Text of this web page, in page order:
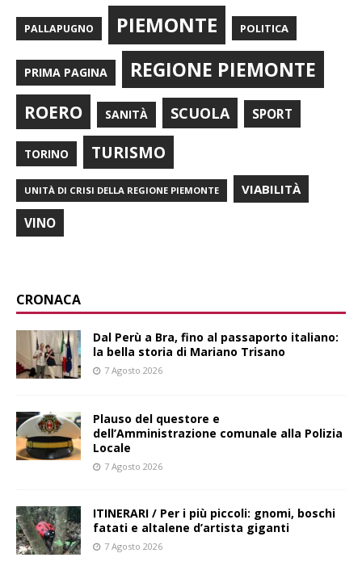
PALLAPUGNO PIEMONTE POLITICA
PRIMA PAGINA REGIONE PIEMONTE
ROERO SANITÀ SCUOLA SPORT
TORINO TURISMO
UNITÀ DI CRISI DELLA REGIONE PIEMONTE VIABILITÀ
VINO
CRONACA
​Dal Perù a Bra, fino al passaporto italiano:
la bella storia di Mariano Trisano
7 Agosto 2026
Plauso del questore e
dell’Amministrazione comunale alla Polizia
Locale
7 Agosto 2026
ITINERARI / Per i più piccoli: gnomi, boschi
fatati e altalene d’artista giganti
7 Agosto 2026